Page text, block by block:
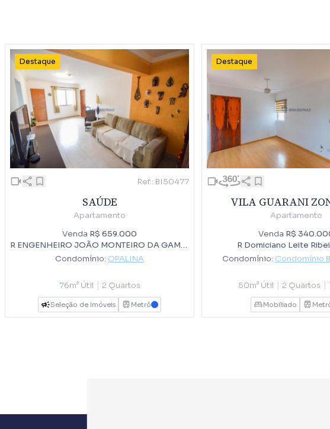
Destaque
Ref.: BI50477
SAÚDE
Apartamento
Venda R$ 659.000
R ENGENHEIRO JOÃO MONTEIRO DA GAMA, 40
Condomínio: OPALINA
76m² Útil 2 Quartos
Seleção de Imóveis Metrô AZUL
Destaque
VILA GUARANI
Apartamento
Venda R$
R Domiciano Leite
Condomínio: Condomínio
50m² Útil 2 Quartos
Mobiliado